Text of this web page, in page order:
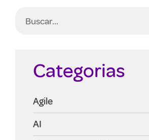
Categorias
Agile
AI